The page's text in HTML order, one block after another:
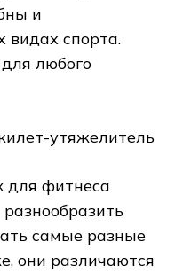
и
видах спорта.
любого
для фитнеса
самые разные
они различаются